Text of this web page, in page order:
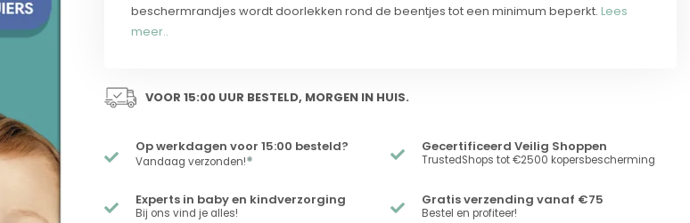
beschermrandjes wordt doorlekken rond de beentjes tot een minimum beperkt. Lees
meer..
VOOR 15:00 UUR BESTELD, MORGEN IN HUIS.
Op werkdagen voor 15:00 besteld?
Vandaag verzonden!*
Gecertificeerd Veilig Shoppen
TrustedShops tot €2500 kopersbescherming
Experts in baby en kindverzorging
Bij ons vind je alles!
Gratis verzending vanaf €75
Bestel en profiteer!